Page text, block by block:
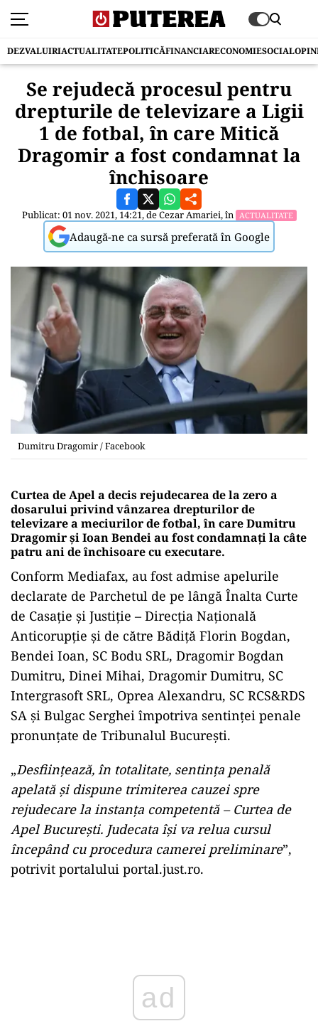
DEZVALUIRIACTUALITATEPOLITICĂFINANCIARECONOMIESOCIAL
Se rejudecă procesul pentru
drepturile de televizare a Ligii
1 de fotbal, în care Mitică
Dragomir a fost condamnat la
închisoare
Publicat: 01 nov. 2021, 14:21, deCezar Amariei, în ACTUALITATE
Adaugă-ne ca sursă preferată în Google
Dumitru Dragomir / Facebook
Curtea de Apel a decis rejudecarea de la zero a
dosarului privind vânzarea drepturilor de
televizare a meciurilor de fotbal, în care Dumitru
Dragomir și Ioan Bendei au fost condamnați la câte
patru ani de închisoare cu executare.
Conform Mediafax, au fost admise apelurile
declarate de Parchetul de pe lângă Înalta Curte
de Casaţie şi Justiţie – Direcţia Naţională
Anticorupţie şi de către Bădiţă Florin Bogdan,
Bendei Ioan, SC Bodu SRL, Dragomir Bogdan
Dumitru, Dinei Mihai, Dragomir Dumitru, SC
Intergrasoft SRL, Oprea Alexandru, SC RCS&RDS
SA şi Bulgac Serghei împotriva sentinţei penale
pronunţate de Tribunalul Bucureşti.
„Desfiinţează, în totalitate, sentinţa penală
apelată şi dispune trimiterea cauzei spre
rejudecare la instanţa competentă – Curtea de
Apel Bucureşti. Judecata îşi va relua cursul
începând cu procedura camerei preliminare”,
potrivit portalului portal.just.ro.